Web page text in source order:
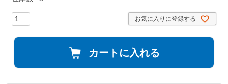
お気に入りに登録する
カートに入れる